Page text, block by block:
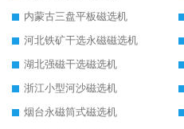
内蒙古三盘平板磁选机
河北铁矿干选永磁磁选机
湖北强磁干选磁选机
浙江小型河沙磁选机
烟台永磁筒式磁选机